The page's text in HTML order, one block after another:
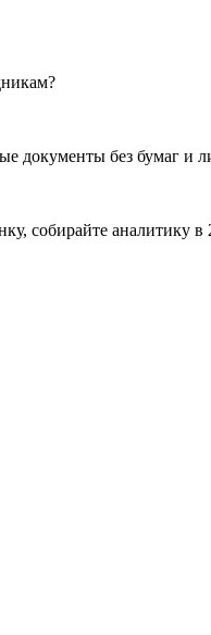
документы без бумаг и
собирайте аналитику в